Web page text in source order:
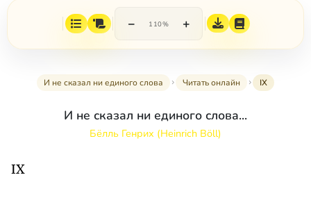
− 110% +
И не сказал ни единого слова Читать онлайн IX
И не сказал ни единого слова...
Бёлль Генрих (Heinrich Böll)
IX